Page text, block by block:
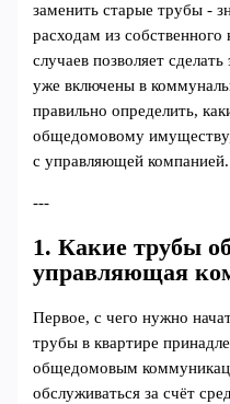
заменить старые трубы -
расходам из
случаев позволяет
уже включены в
правильно определить,
общедомовому
с управляющей компанией.
---
1. Какие трубы
управляющая
Первое, с чего нужно
трубы в квартире
общедомовым
обслуживаться за счёт